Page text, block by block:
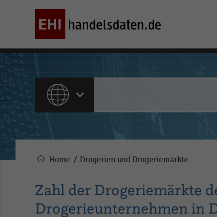
ALLE INHALTE
Pfadnavigation
Home Drogerien und Drogeriemärkte
Zahl der Drogeriemärkte
Drogerieunternehmen in